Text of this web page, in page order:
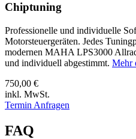
Chiptuning
Professionelle und individuelle
Motorsteuergeräten. Jedes
modernen MAHA LPS3000
und individuell abgestimmt. Mehr
750,00 €
inkl. MwSt.
Termin Anfragen
FAQ